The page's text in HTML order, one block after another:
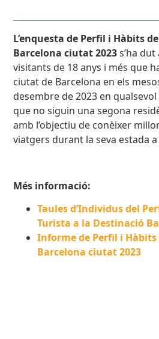
L’enquesta de Perfil i Hàbits
Barcelona ciutat 2023s’ha
visitants de 18 anys i més que
ciutat de Barcelona en els
desembre de 2023 en
que no siguin una segona
amb l’objectiu de conèixer
viatgers durant la seva estada
Més informació:
Taules d’Individus del
Turista a la Destinació
Informe de Perfil i Hàbits
Barcelona ciutat 2023